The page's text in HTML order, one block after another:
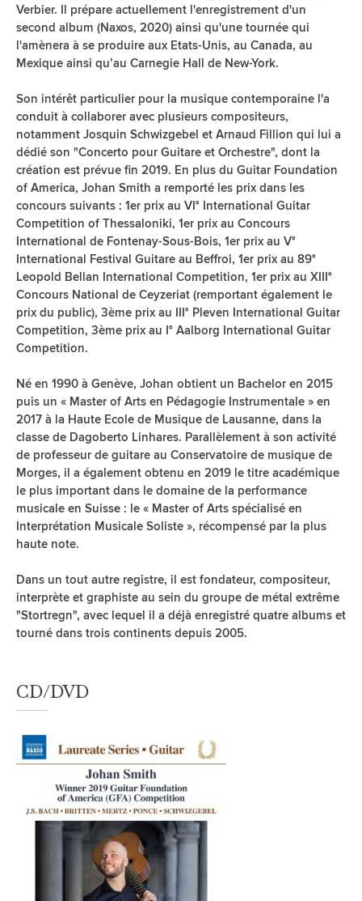
Verbier. Il prépare actuellement l'enregistrement d'un
second album (Naxos, 2020) ainsi qu'une tournée qui
l'amènera à se produire aux Etats-Unis, au Canada, au
Mexique ainsi qu’au Carnegie Hall de New-York.
Son intérêt particulier pour la musique contemporaine l'a
conduit à collaborer avec plusieurs compositeurs,
notamment Josquin Schwizgebel et Arnaud Fillion qui lui a
dédié son "Concerto pour Guitare et Orchestre", dont la
création est prévue fin 2019. En plus du Guitar Foundation
of America, Johan Smith a remporté les prix dans les
concours suivants : 1er prix au VI° International Guitar
Competition of Thessaloniki, 1er prix au Concours
International de Fontenay-Sous-Bois, 1er prix au V°
International Festival Guitare au Beffroi, 1er prix au 89°
Leopold Bellan International Competition, 1er prix au XIII°
Concours National de Ceyzeriat (remportant également le
prix du public), 3ème prix au III° Pleven International Guitar
Competition, 3ème prix au I° Aalborg International Guitar
Competition.
Né en 1990 à Genève, Johan obtient un Bachelor en 2015
puis un « Master of Arts en Pédagogie Instrumentale » en
2017 à la Haute Ecole de Musique de Lausanne, dans la
classe de Dagoberto Linhares. Parallèlement à son activité
de professeur de guitare au Conservatoire de musique de
Morges, il a également obtenu en 2019 le titre académique
le plus important dans le domaine de la performance
musicale en Suisse : le « Master of Arts spécialisé en
Interprétation Musicale Soliste », récompensé par la plus
haute note.
Dans un tout autre registre, il est fondateur, compositeur,
interprète et graphiste au sein du groupe de métal extrême
"Stortregn", avec lequel il a déjà enregistré quatre albums et
tourné dans trois continents depuis 2005.
CD/DVD